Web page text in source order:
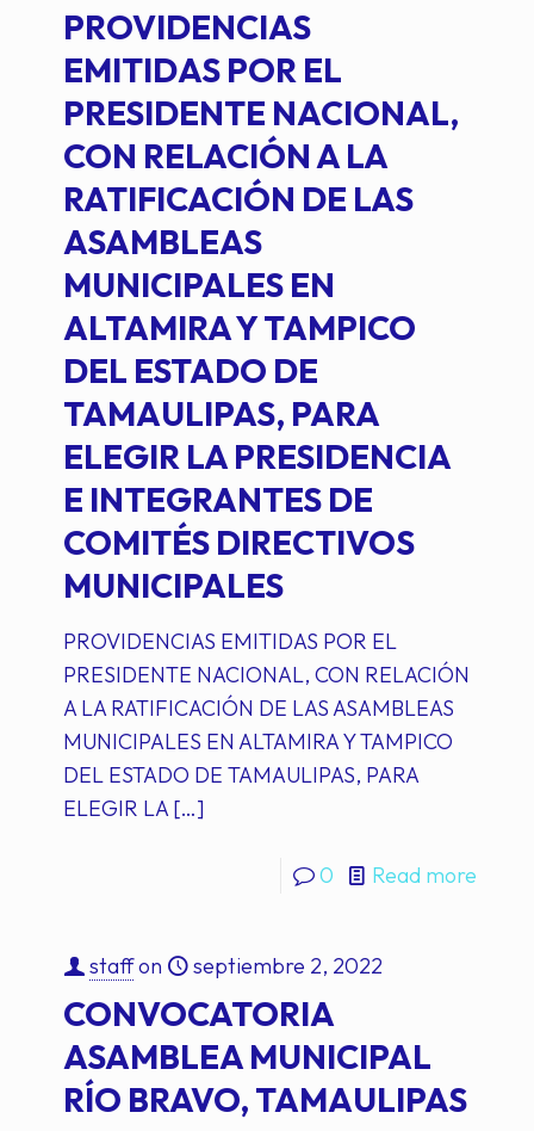
PROVIDENCIAS
EMITIDAS POR EL
PRESIDENTE NACIONAL,
CON RELACIÓN A LA
RATIFICACIÓN DE LAS
ASAMBLEAS
MUNICIPALES EN
ALTAMIRA Y TAMPICO
DEL ESTADO DE
TAMAULIPAS, PARA
ELEGIR LA PRESIDENCIA
E INTEGRANTES DE
COMITÉS DIRECTIVOS
MUNICIPALES
PROVIDENCIAS EMITIDAS POR EL
PRESIDENTE NACIONAL, CON RELACIÓN
A LA RATIFICACIÓN DE LAS ASAMBLEAS
MUNICIPALES EN ALTAMIRA Y TAMPICO
DEL ESTADO DE TAMAULIPAS, PARA
ELEGIR LA[…]
0 Read more
staffon septiembre 2, 2022
CONVOCATORIA
ASAMBLEA MUNICIPAL
RÍO BRAVO, TAMAULIPAS